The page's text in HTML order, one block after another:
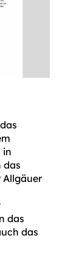
in
das
Allgäuer
das
das